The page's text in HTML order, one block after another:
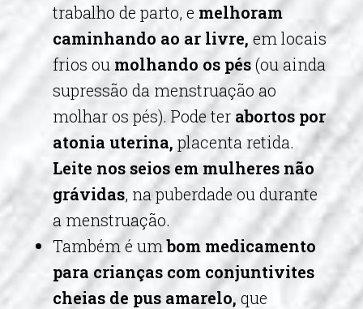
trabalho de parto, e melhoram
caminhando ao ar livre, em locais
frios ou molhando os pés(ou ainda
supressão da menstruação ao
molhar os pés). Pode ter abortos por
atonia uterina, placenta retida.
Leite nos seios em mulheres não
grávidas, na puberdade ou durante
a menstruação.
Também é umbom medicamento
para crianças com conjuntivites
cheias de pus amarelo, que